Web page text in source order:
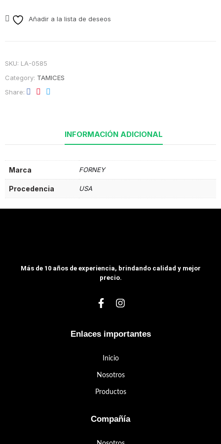
Añadir a la lista de deseos
SKU: LA-0585
Category: TAMICES
Share
INFORMACIÓN ADICIONAL
Marca FORNEY
Procedencia USA
Más de 10 años de experiencia, brindando calidad y mejor
precio.
Enlaces importantes
Inicio
Nosotros
Productos
Compañía